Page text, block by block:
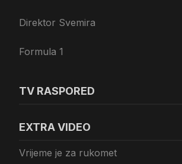
Direktor Svemira
Formula 1
TV RASPORED
EXTRA VIDEO
Vrijeme je za rukomet